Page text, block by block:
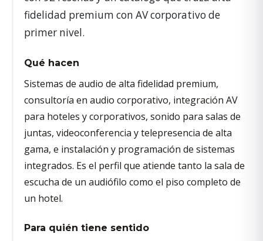
fidelidad premium con AV corporativo de
primer nivel.
Qué hacen
Sistemas de audio de alta fidelidad premium,
consultoría en audio corporativo, integración AV
para hoteles y corporativos, sonido para salas de
juntas, videoconferencia y telepresencia de alta
gama, e instalación y programación de sistemas
integrados. Es el perfil que atiende tanto la sala de
escucha de un audiófilo como el piso completo de
un hotel.
Para quién tiene sentido